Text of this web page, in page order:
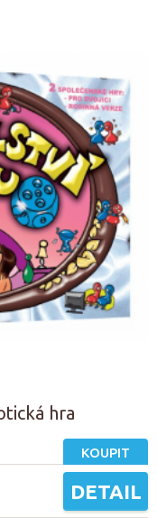
hra
KOUPIT
DETAIL